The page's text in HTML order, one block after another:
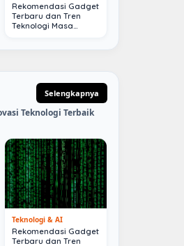
Rekomendasi Gadget
Terbaru dan Tren
Teknologi Masa
Selengkapnya
Teknologi Terbaik
Teknologi & AI
Rekomendasi Gadget
Terbaru dan Tren